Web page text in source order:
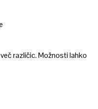
različic. Možnosti lahko